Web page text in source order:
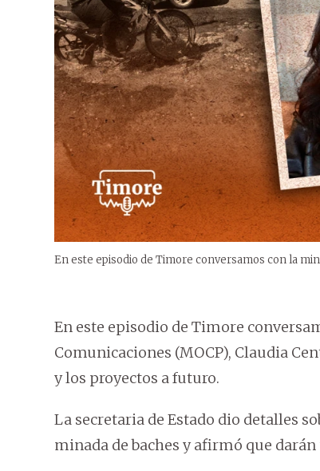
En este episodio de Timore conversamos con la
En este episodio de Timore
Comunicaciones (MOCP), Claudia
y los proyectos a futuro.
La secretaria de Estado dio detalles
minada de baches y afirmó que